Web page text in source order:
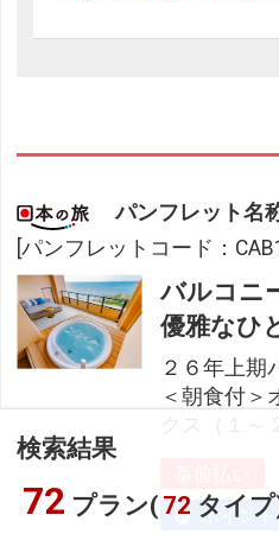
検索結果
72 プラン( 72 タイ
パンフレット名
[パンフレットコード：
バルコニ
優雅なひ
２６年上期
＜朝食付＞
ポイン